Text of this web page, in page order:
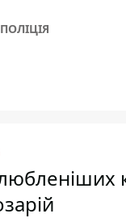
ПОЛІЦІЯ